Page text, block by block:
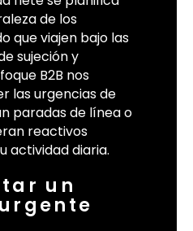
de los
que viajen bajo las
sujeción y
B2B nos
las urgencias de
paradas de línea o
reactivos
actividad diaria.
un